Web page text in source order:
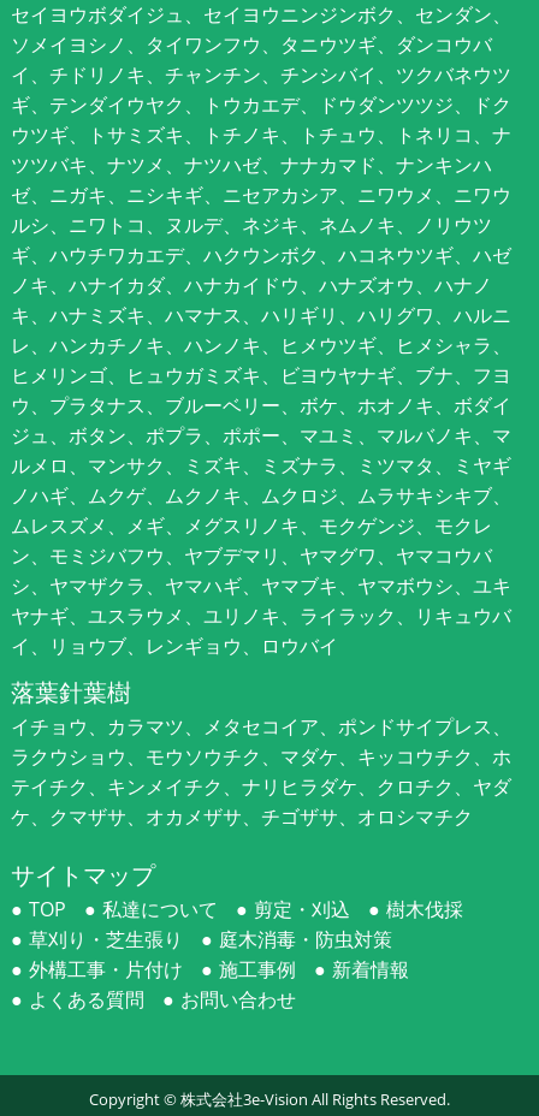
セイヨウボダイジュ、セイヨウニンジンボク、センダン、
ソメイヨシノ、タイワンフウ、タニウツギ、ダンコウバ
イ、チドリノキ、チャンチン、チンシバイ、ツクバネウツ
ギ、テンダイウヤク、トウカエデ、ドウダンツツジ、ドク
ウツギ、トサミズキ、トチノキ、トチュウ、トネリコ、ナ
ツツバキ、ナツメ、ナツハゼ、ナナカマド、ナンキンハ
ゼ、ニガキ、ニシキギ、ニセアカシア、ニワウメ、ニワウ
ルシ、ニワトコ、ヌルデ、ネジキ、ネムノキ、ノリウツ
ギ、ハウチワカエデ、ハクウンボク、ハコネウツギ、ハゼ
ノキ、ハナイカダ、ハナカイドウ、ハナズオウ、ハナノ
キ、ハナミズキ、ハマナス、ハリギリ、ハリグワ、ハルニ
レ、ハンカチノキ、ハンノキ、ヒメウツギ、ヒメシャラ、
ヒメリンゴ、ヒュウガミズキ、ビヨウヤナギ、ブナ、フヨ
ウ、プラタナス、ブルーベリー、ボケ、ホオノキ、ボダイ
ジュ、ボタン、ポプラ、ポポー、マユミ、マルバノキ、マ
ルメロ、マンサク、ミズキ、ミズナラ、ミツマタ、ミヤギ
ノハギ、ムクゲ、ムクノキ、ムクロジ、ムラサキシキブ、
ムレスズメ、メギ、メグスリノキ、モクゲンジ、モクレ
ン、モミジバフウ、ヤブデマリ、ヤマグワ、ヤマコウバ
シ、ヤマザクラ、ヤマハギ、ヤマブキ、ヤマボウシ、ユキ
ヤナギ、ユスラウメ、ユリノキ、ライラック、リキュウバ
イ、リョウブ、レンギョウ、ロウバイ
落葉針葉樹
イチョウ、カラマツ、メタセコイア、ポンドサイプレス、
ラクウショウ、モウソウチク、マダケ、キッコウチク、ホ
テイチク、キンメイチク、ナリヒラダケ、クロチク、ヤダ
ケ、クマザサ、オカメザサ、チゴザサ、オロシマチク
サイトマップ
TOP 私達について 剪定・刈込
樹木伐採
草刈り・芝生張り
庭木消毒・防虫対策
外構工事・片付け
施工事例
新着情報
よくある質問
お問い合わせ
Copyright ©株式会社3e-Vision All Rights Reserved.